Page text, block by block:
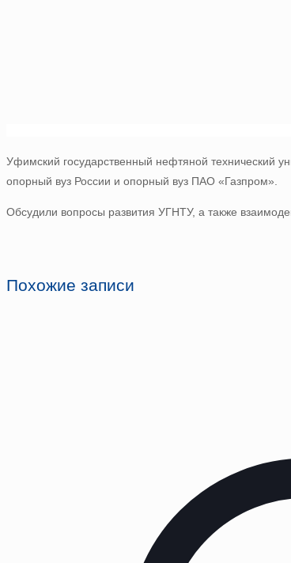
Уфимский государственный нефтяной технический
опорный вуз России и опорный вуз ПАО «Газпром».
Обсудили вопросы развития УГНТУ, а также
Похожие записи